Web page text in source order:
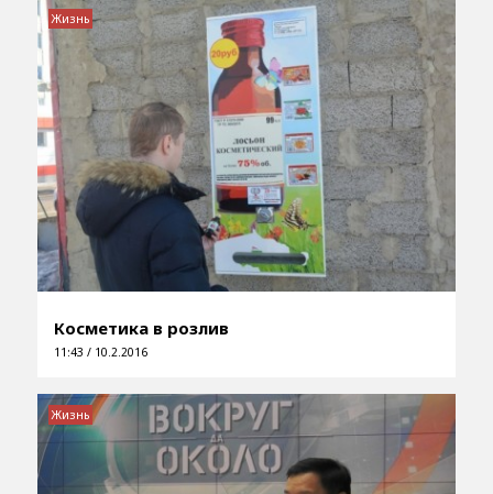
Косметика в розлив
11:43 / 10.2.2016
Жизнь
Жизнь